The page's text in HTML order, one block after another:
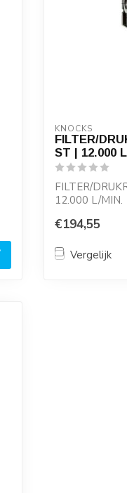
KNOCKS
FILTER/
ST | 12.000
FILTER/
12.000 L/MIN.
€194,55
Vergelijk